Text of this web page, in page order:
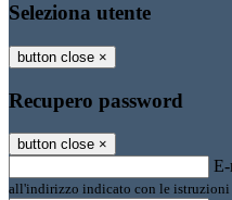
Seleziona utente
button close ×
Recupero password
button close ×
all'indirizzo indicato con le istruzioni